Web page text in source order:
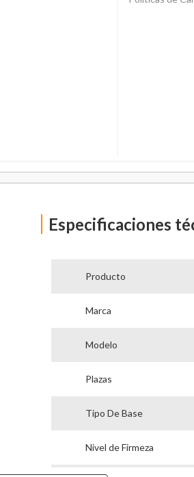
Especificaciones
Producto
Marca
Modelo
Plazas
Tipo De Base
Nivel de Firmeza